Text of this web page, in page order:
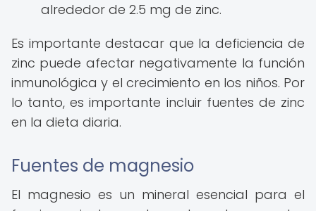
alrededor de 2.5 mg de zinc.
Es importante destacar que la deficiencia de
zinc puede afectar negativamente la función
inmunológica y el crecimiento en los niños. Por
lo tanto, es importante incluir fuentes de zinc
en la dieta diaria.
Fuentes de magnesio
El magnesio es un mineral esencial para el